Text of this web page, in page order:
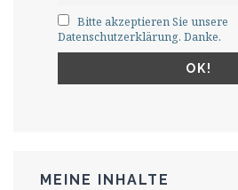
Bitte akzeptieren Sie unsere
Datenschutzerklärung. Danke.
MEINE INHALTE